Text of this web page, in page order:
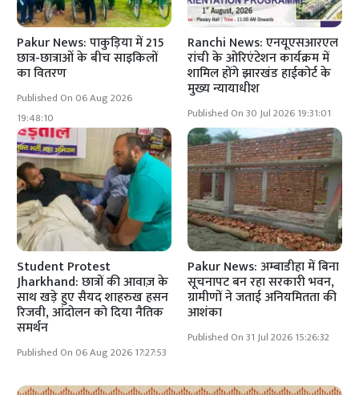
Pakur News: पाकुड़िया में 215
छात्र-छात्राओं के बीच साइकिलों
का वितरण
Published On 06 Aug 2026
19:48:10
Ranchi News: एनयूएसआरएल
रांची के ओरिएंटेशन कार्यक्रम में
शामिल होंगे झारखंड हाईकोर्ट के
मुख्य न्यायाधीश
Published On 30 Jul 2026 19:31:01
Student Protest
Jharkhand: छात्रों की आवाज़ के
साथ खड़े हुए सैयद शाहरुख हसन
रिजवी, आंदोलन को दिया नैतिक
समर्थन
Published On 06 Aug 2026 17:27:53
Pakur News: अम्बाडीहा में बिना
सूचनापट बन रहा सरकारी भवन,
ग्रामीणों ने जताई अनियमितता की
आशंका
Published On 31 Jul 2026 15:26:32